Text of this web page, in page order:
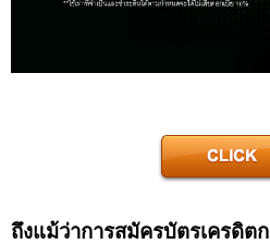
ถึงแม้ว่าการสมัครบัตรเครดิต